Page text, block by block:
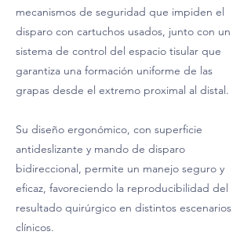
mecanismos de seguridad que impiden el
disparo con cartuchos usados, junto con un
sistema de control del espacio tisular que
garantiza una formación uniforme de las
grapas desde el extremo proximal al distal.
Su diseño ergonómico, con superficie
antideslizante y mando de disparo
bidireccional, permite un manejo seguro y
eficaz, favoreciendo la reproducibilidad del
resultado quirúrgico en distintos escenarios
clínicos.